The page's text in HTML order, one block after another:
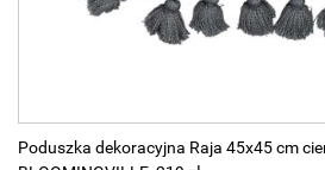
Poduszka dekoracyjna Raja 45x45 cm